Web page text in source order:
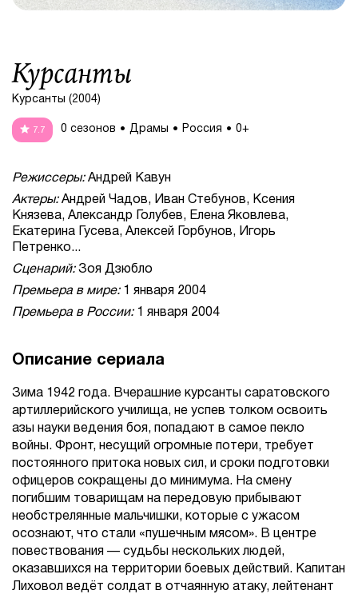
Курсанты
Курсанты (2004)
7.7 0 сезонов Драмы Россия 0+
Режиссеры:Андрей Кавун
Актеры:Андрей Чадов, Иван Стебунов, Ксения
Князева, Александр Голубев, Елена Яковлева,
Екатерина Гусева, Алексей Горбунов, Игорь
Петренко...
Сценарий:Зоя Дзюбло
Премьера в мире:1 января 2004
Премьера в России:1 января 2004
Описание сериала
Зима 1942 года. Вчерашние курсанты саратовского
артиллерийского училища, не успев толком освоить
азы науки ведения боя, попадают в самое пекло
войны. Фронт, несущий огромные потери, требует
постоянного притока новых сил, и сроки подготовки
офицеров сокращены до минимума. На смену
погибшим товарищам на передовую прибывают
необстрелянные мальчишки, которые с ужасом
осознают, что стали «пушечным мясом». В центре
повествования — судьбы нескольких людей,
оказавшихся на территории боевых действий. Капитан
Лиховол ведёт солдат в отчаянную атаку, лейтенант